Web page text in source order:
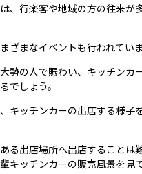
、行楽客や地域の方の往来が
ざまなイベントも行われていま
勢の人で賑わい、キッチンカ
でしょう。
キッチンカーの出店する様子
る出店場所へ出店することは
キッチンカーの販売風景を見